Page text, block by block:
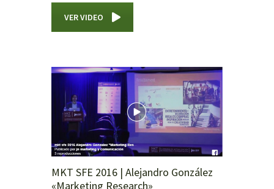
VER VIDEO
MKT SFE 2016 | Alejandro González
«Marketing Research»